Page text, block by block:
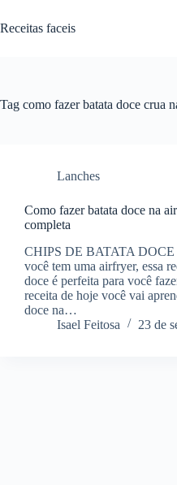
para
o
Receitas faceis
Tag como fazer batata doce crua
Lanches
Como fazer batata doce na
completa
CHIPS DE BATATA
você tem uma airfryer, essa
doce é perfeita para você
receita de hoje você vai
doce na…
Isael Feitosa
23 de